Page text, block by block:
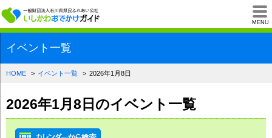
MENU
一般財団法人石川
イベント一覧
HOME イベント一覧 2026年1月8日
2026年1月8日のイベント一覧